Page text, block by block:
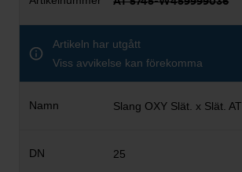
Artikeln har utgått
Viss avvikelse kan förekomma
Slang OXY Slät. x Slät. AT
25